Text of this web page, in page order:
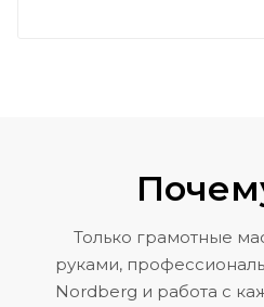
Только грамотные
руками,
Nordberg и работа с